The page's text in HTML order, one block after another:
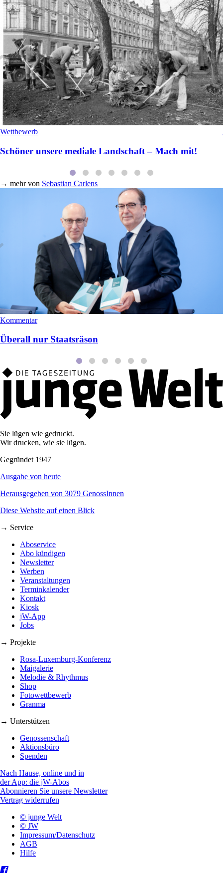
Wettbewerb
Schöner unsere mediale Landschaft – Mach mit!
→ mehr von Sebastian Carlens
Kommentar
Überall nur Staatsräson
Sie lügen wie gedruckt.
Wir drucken, wie sie lügen.
Gegründet 1947
Ausgabe von heute
Herausgegeben von 3079 GenossInnen
Diese Website auf einen Blick
→ Service
Aboservice
Abo kündigen
Newsletter
Werben
Veranstaltungen
Terminkalender
Kontakt
Kiosk
jW-App
Jobs
→ Projekte
Rosa-Luxemburg-Konferenz
Maigalerie
Melodie & Rhythmus
Shop
Fotowettbewerb
Granma
→ Unterstützen
Genossenschaft
Aktionsbüro
Spenden
Nach Hause, online und in
der App: die jW-Abos
Abonnieren Sie unsere Newsletter
Vertrag widerrufen
© junge Welt
© JW
Impressum/Datenschutz
AGB
Hilfe